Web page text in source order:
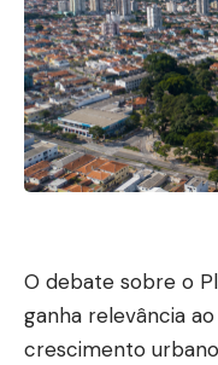
O debate sobre o
ganha relevância
crescimento